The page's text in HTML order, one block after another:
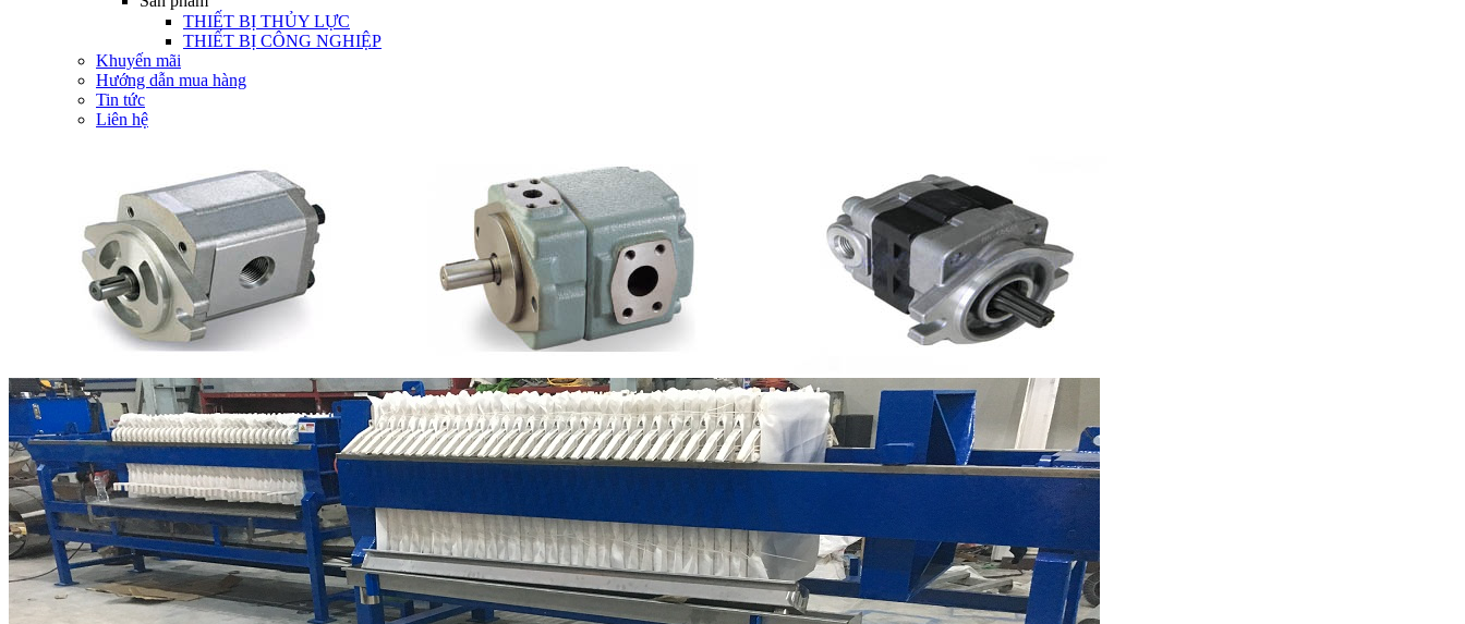
THIẾT BỊ THỦY LỰC
THIẾT BỊ CÔNG NGHIỆP
Khuyến mãi
Hướng dẫn mua hàng
Tin tức
Liên hệ